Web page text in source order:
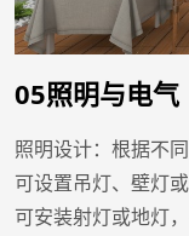
05照明与电气
照明设计：根据不
可设置吊灯、壁灯
可安装射灯或地灯